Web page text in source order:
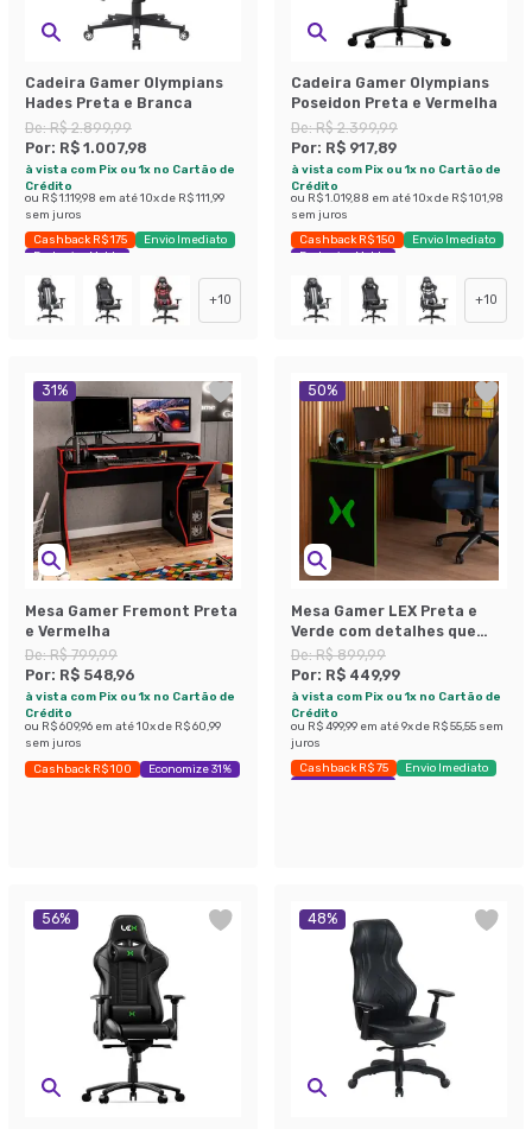
Cadeira Gamer Olympians
Hades Preta e Branca
De:R$ 2.899,99
Por: R$ 1.007,98
à vista com Pix ou 1x no Cartão de
Crédito
ou R$ 1.119,98 em até10x de R$ 111,99
sem juros
Cashback R$ 175
Envio Imediato
Exclusivo Mobly
+10
Cadeira Gamer Olympians
Poseidon Preta e Vermelha
De:R$ 2.399,99
Por: R$ 917,89
à vista com Pix ou 1x no Cartão de
Crédito
ou R$ 1.019,88 em até10x de R$ 101,98
sem juros
Cashback R$ 150
Envio Imediato
Exclusivo Mobly
+10
31%
Mesa Gamer Fremont Preta
e Vermelha
De:R$ 799,99
Por: R$ 548,96
à vista com Pix ou 1x no Cartão de
Crédito
ou R$ 609,96 em até10x de R$ 60,99
sem juros
Cashback R$ 100 Economize 31%
50%
Mesa Gamer LEX Preta e
Verde com detalhes que
brilham no escuro
De:R$ 899,99
Por: R$ 449,99
à vista com Pix ou 1x no Cartão de
Crédito
ou R$ 499,99 em até9x de R$ 55,55 sem
juros
Cashback R$ 75
Envio Imediato
Exclusivo Mobly
56% 48%